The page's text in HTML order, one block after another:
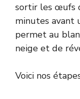
sortir les œufs
minutes avant
permet au
neige et de
Voici nos